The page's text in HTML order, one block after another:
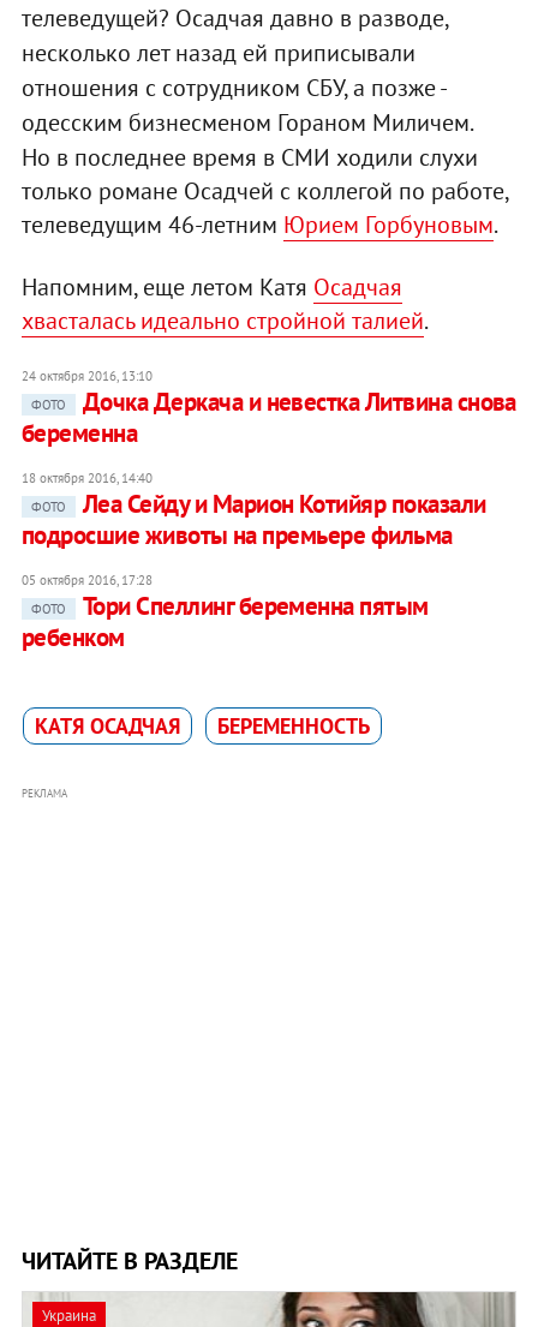
телеведущей? Осадчая давно в разводе,
несколько лет назад ей приписывали
отношения с сотрудником СБУ, а позже -
одесским бизнесменом Гораном Миличем.
Но в последнее время в СМИ ходили слухи
только романе Осадчей с коллегой по работе,
телеведущим 46-летним Юрием Горбуновым.
Напомним, еще летом Катя Осадчая
хвасталась идеально стройной талией.
24 октября 2016, 13:10
ФОТО
Дочка Деркача и невестка Литвина снова
беременна
18 октября 2016, 14:40
ФОТО
Леа Сейду и Марион Котийяр показали
подросшие животы на премьере фильма
05 октября 2016, 17:28
ФОТО
Тори Спеллинг беременна пятым
ребенком
КАТЯ ОСАДЧАЯ БЕРЕМЕННОСТЬ
РЕКЛАМА
ЧИТАЙТЕ В РАЗДЕЛЕ
Украина